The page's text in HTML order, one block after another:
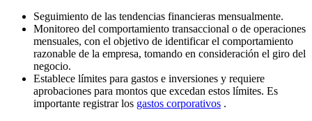
Seguimiento de las tendencias financieras mensualmente.
Monitoreo del comportamiento transaccional o de operaciones
mensuales, con el objetivo de identificar el comportamiento
razonable de la empresa, tomando en consideración el giro del
negocio.
Establece límites para gastos e inversiones y requiere
aprobaciones para montos que excedan estos límites. Es
importante registrar los gastos corporativos .